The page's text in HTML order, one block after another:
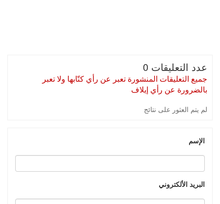
عدد التعليقات 0
جميع التعليقات المنشورة تعبر عن رأي كتّابها ولا تعبر
بالضرورة عن رأي إيلاف
لم يتم العثور على نتائج
الإسم
البريد الألكتروني